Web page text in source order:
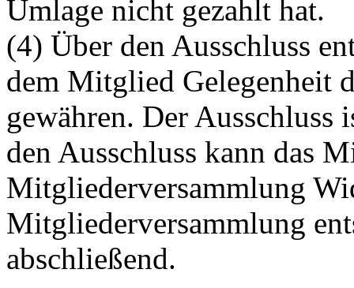
Umlage nicht gezahlt hat.
(4) Über den Ausschluss
dem Mitglied Gelegenheit
gewähren. Der
den Ausschluss kann das
Mitgliederversammlung
Mitgliederversammlung
abschließend.